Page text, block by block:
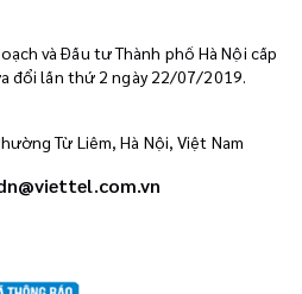
và Đầu tư Thành phố Hà Nội cấp
đổi lần thứ 2 ngày 22/07/2019.
Từ Liêm, Hà Nội, Việt Nam